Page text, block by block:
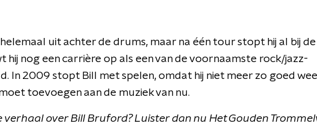
helemaal uit achter de drums, maar na één tour stopt hij al bij de
hij nog een carrière op als een van de voornaamste rock/jazz-
In 2009 stopt Bill met spelen, omdat hij niet meer zo goed
toevoegen aan de muziek van nu.
over Bill Bruford? Luister dan nu Het Gouden